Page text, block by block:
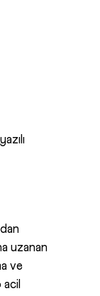
uzanan
ve